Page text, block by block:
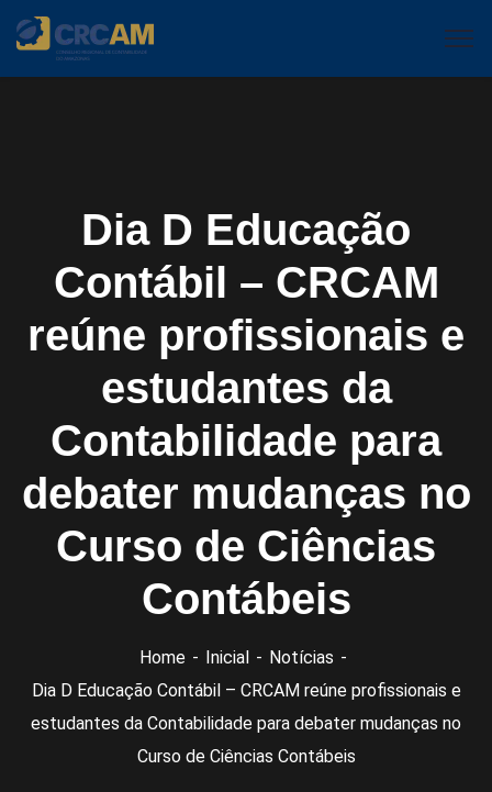
Dia D Educação
Contábil – CRCAM
reúne profissionais e
estudantes da
Contabilidade para
debater mudanças no
Curso de Ciências
Contábeis
Home Inicial
Notícias
Dia D Educação Contábil – CRCAM reúne profissionais e
estudantes da Contabilidade para debater mudanças no
Curso de Ciências Contábeis